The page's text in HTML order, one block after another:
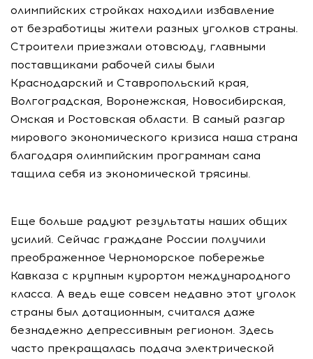
олимпийских стройках находили избавление
от безработицы жители разных уголков страны.
Строители приезжали отовсюду, главными
поставщиками рабочей силы были
Краснодарский и Ставропольский края,
Волгоградская, Воронежская, Новосибирская,
Омская и Ростовская области. В самый разгар
мирового экономического кризиса наша страна
благодаря олимпийским программам сама
тащила себя из экономической трясины.
Еще больше радуют результаты наших общих
усилий. Сейчас граждане России получили
преображенное Черноморское побережье
Кавказа с крупным курортом международного
класса. А ведь еще совсем недавно этот уголок
страны был дотационным, считался даже
безнадежно депрессивным регионом. Здесь
часто прекращалась подача электрической